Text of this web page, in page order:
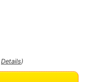
Details)